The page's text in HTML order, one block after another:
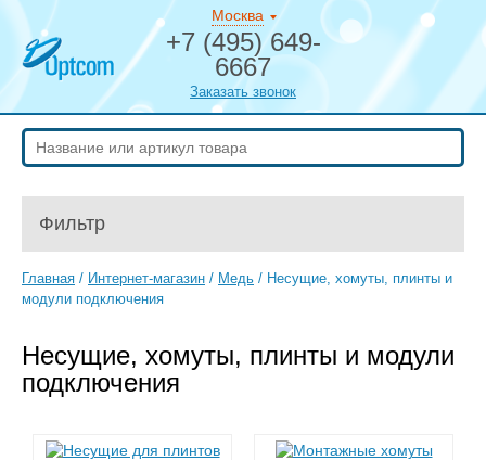
Москва
+7 (495) 649-
6667
Заказать звонок
Фильтр
Главная / Интернет-магазин / Медь / Несущие, хомуты, плинты и
модули подключения
Несущие, хомуты, плинты и модули
подключения